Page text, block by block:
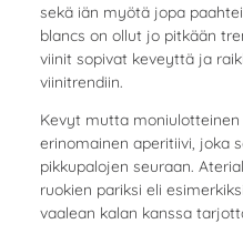
sekä iän myötä jopa
blancs on ollut jo pitkään
viinit sopivat keveyttä ja
viinitrendiin.
Kevyt mutta moniulotteinen
erinomainen aperitiivi, joka
pikkupalojen seuraan.
ruokien pariksi eli
vaalean kalan kanssa